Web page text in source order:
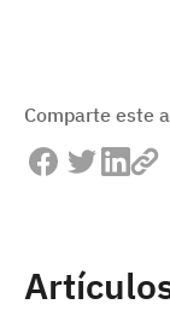
Comparte este